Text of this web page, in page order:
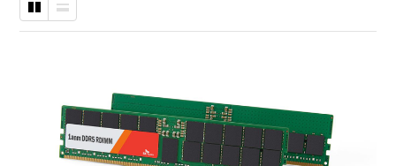
바
나